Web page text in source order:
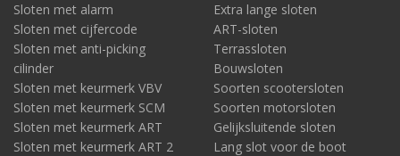
Wat je vóóraf al moet doen – direct bij de aankoop
van de e-bike
Dit waren in dezen de drie tips: sluit een e-bike verzekering af,
zorg voor een Track & Trace en laat je nieuwe elektrische fiets
registreren in een database.
Sloten met alarm
Sloten met cijfercode
Sloten met anti-picking
cilinder
Sloten met keurmerk VBV
Sloten met keurmerk SCM
Sloten met keurmerk ART
Sloten met keurmerk ART 2
Extra lange sloten
ART-sloten
Terrassloten
Bouwsloten
Soorten scootersloten
Soorten motorsloten
Gelijksluitende sloten
Lang slot voor de boot